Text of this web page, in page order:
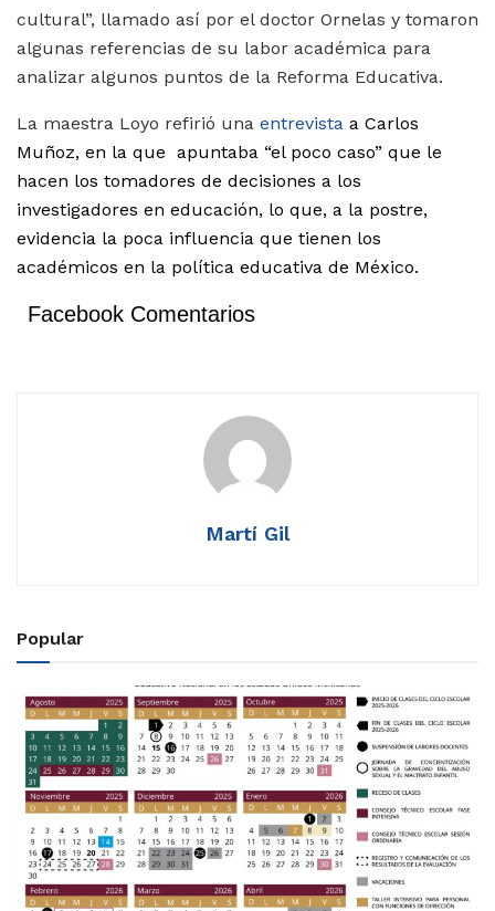
cultural”, llamado así por el doctor Ornelas y tomaron
algunas referencias de su labor académica para
analizar algunos puntos de la Reforma Educativa.
La maestra Loyo refirió una entrevista a Carlos
Muñoz, en la que apuntaba “el poco caso” que le
hacen los tomadores de decisiones a los
investigadores en educación, lo que, a la postre,
evidencia la poca influencia que tienen los
académicos en la política educativa de México.
Facebook Comentarios
Martí Gil
Popular